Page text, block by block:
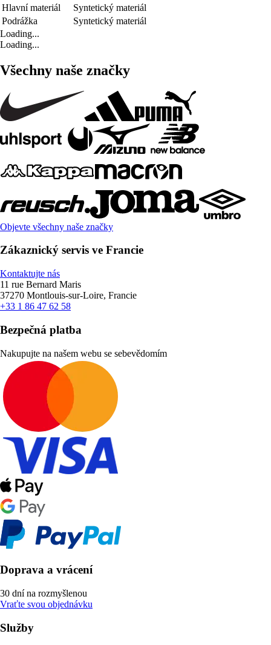
Hlavní materiál
Syntetický materiál
Podrážka
Syntetický materiál
Loading...
Loading...
Všechny naše značky
Objevte všechny naše značky
Zákaznický servis ve Francie
Kontaktujte nás
11 rue Bernard Maris
37270 Montlouis-sur-Loire, Francie
+33 1 86 47 62 58
Bezpečná platba
Nakupujte na našem webu se sebevědomím
Doprava a vrácení
30 dní na rozmyšlenou
Vraťte svou objednávku
Služby